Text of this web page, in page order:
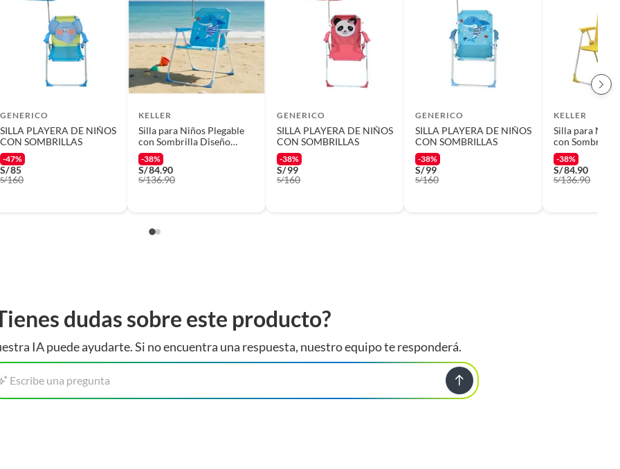
sin uso y deberá contar con todos sus accesorios,
(sin rayas, piquetes, abolladuras, manchas,
Nuevo en caja sellada
armado
GENERICO
SILLA PLAYERA DE NIÑOS
CON SOMBRILLAS
-47%
S/85
S/160
KELLER
Silla para Niños Plegable
con Sombrilla Diseño
Tiburón Celeste XC6
-38%
S/84.90
S/136.90
GENERICO
SILLA PLAYERA DE NIÑOS
CON SOMBRILLAS
-38%
S/99
S/160
GENERICO
SILLA PLAYERA DE NIÑOS
CON SOMBRILLAS
-38%
S/99
S/160
KELLER
Silla para
con Sombrilla
Amarillo XC6
-38%
S/84.90
S/136.90
dudas sobre este producto?
IA puede ayudarte. Si no encuentra una respuesta, nuestro equipo te responderá.
Escribe una pregunta